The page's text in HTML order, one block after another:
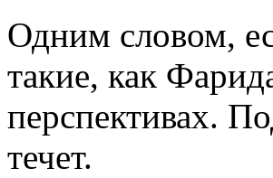
Одним словом,
такие, как
перспективах.
течет.